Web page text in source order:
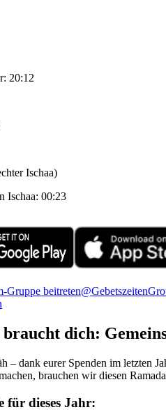
: 20:12
Ischaa)
Ischaa: 00:23
Gruppe beitreten
dich:
– dank eurer Spenden im letzten
brauchen wir diesen
für dieses Jahr: